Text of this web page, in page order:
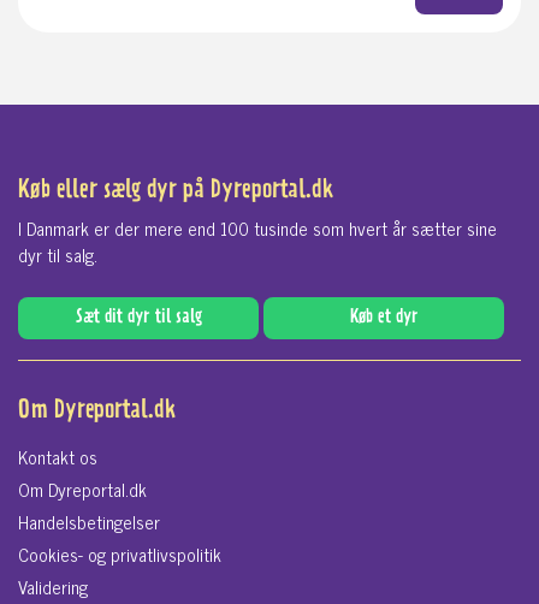
Køb eller sælg dyr på Dyreportal.dk
I Danmark er der mere end 100 tusinde som hvert år sætter sine
dyr til salg.
Sæt dit dyr til salg Køb et dyr
Om Dyreportal.dk
Kontakt os
Om Dyreportal.dk
Handelsbetingelser
Cookies- og privatlivspolitik
Validering